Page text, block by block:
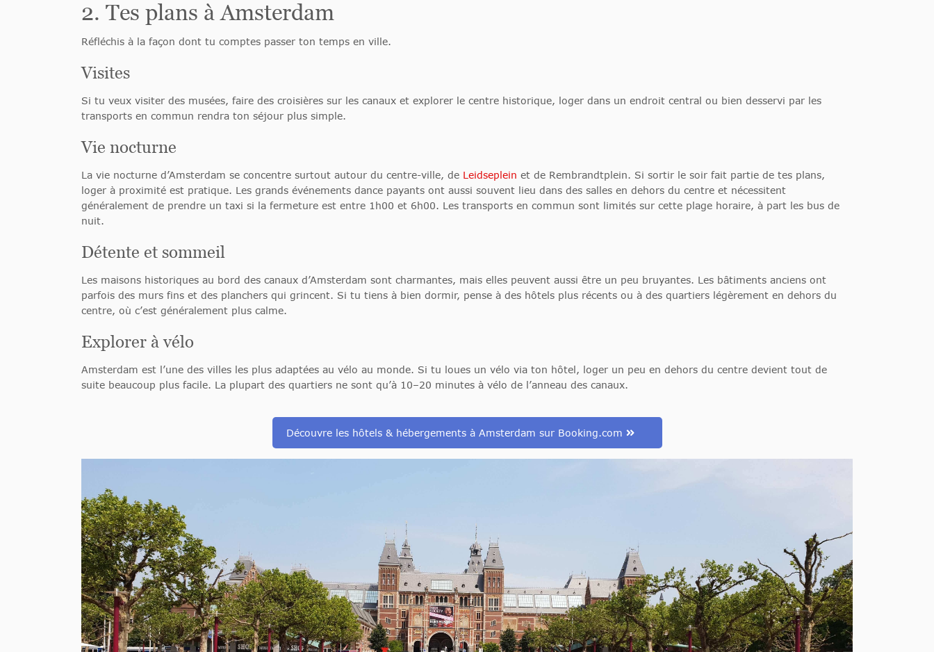
2. Tes plans à Amsterdam
Réfléchis à la façon dont tu comptes passer ton temps en ville.
Visites
Si tu veux visiter des musées, faire des croisières sur les canaux et explorer le centre historique, loger dans un endroit central ou bien desservi par les
transports en commun rendra ton séjour plus simple.
Vie nocturne
La vie nocturne d’Amsterdam se concentre surtout autour du centre-ville, de Leidseplein et de Rembrandtplein. Si sortir le soir fait partie de tes plans,
loger à proximité est pratique. Les grands événements dance payants ont aussi souvent lieu dans des salles en dehors du centre et nécessitent
généralement de prendre un taxi si la fermeture est entre 1h00 et 6h00. Les transports en commun sont limités sur cette plage horaire, à part les bus de
nuit.
Détente et sommeil
Les maisons historiques au bord des canaux d’Amsterdam sont charmantes, mais elles peuvent aussi être un peu bruyantes. Les bâtiments anciens ont
parfois des murs fins et des planchers qui grincent. Si tu tiens à bien dormir, pense à des hôtels plus récents ou à des quartiers légèrement en dehors du
centre, où c’est généralement plus calme.
Explorer à vélo
Amsterdam est l’une des villes les plus adaptées au vélo au monde. Si tu loues un vélo via ton hôtel, loger un peu en dehors du centre devient tout de
suite beaucoup plus facile. La plupart des quartiers ne sont qu’à 10–20 minutes à vélo de l’anneau des canaux.
Découvre les hôtels & hébergements à Amsterdam sur Booking.com